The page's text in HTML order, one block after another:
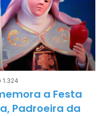
1.324
a Festa
Padroeira da